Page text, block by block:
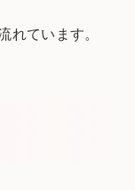
れています。